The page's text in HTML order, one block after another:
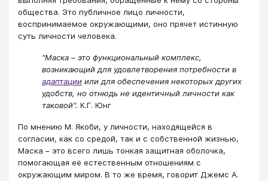
общества. Это публичное лицо личности,
воспринимаемое окружающими, оно прячет истинную
суть личности человека.
"Маска – это функциональный комплекс,
возникающий для удовлетворения потребности в
адаптации или для обеспечения некоторых других
удобств, но отнюдь не идентичный личности как
таковой". К.Г. Юнг
По мнению М. Якоби, у личности, находящейся в
согласии, как со средой, так и с собственной жизнью,
Маска – это всего лишь тонкая защитная оболочка,
помогающая её естественным отношениям с
окружающим миром. В то же время, говорит Джемс А.